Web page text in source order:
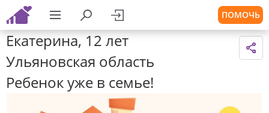
ПОМОЧЬ
Екатерина, 12 лет
Ульяновская область
Ребенок уже в семье!